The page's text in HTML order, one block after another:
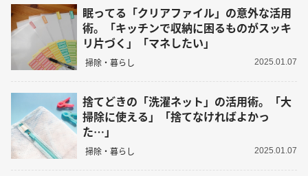
眠ってる「クリアファイル」の意外な活用
術。「キッチンで収納に困るものがスッキ
リ片づく」「マネしたい」
掃除・暮らし 2025.01.07
捨てどきの「洗濯ネット」の活用術。「大
掃除に使える」「捨てなければよかっ
た…」
掃除・暮らし 2025.01.07